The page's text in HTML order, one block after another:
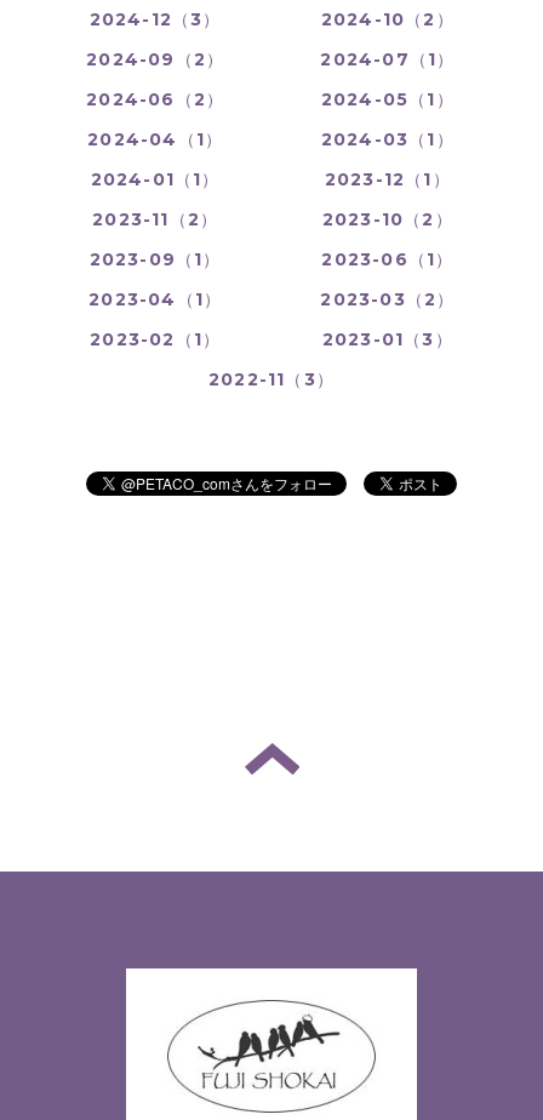
2024-12（3）
2024-10（2）
2024-09（2）
2024-07（1）
2024-06（2）
2024-05（1）
2024-04（1）
2024-03（1）
2024-01（1）
2023-12（1）
2023-11（2）
2023-10（2）
2023-09（1）
2023-06（1）
2023-04（1）
2023-03（2）
2023-02（1）
2023-01（3）
2022-11（3）